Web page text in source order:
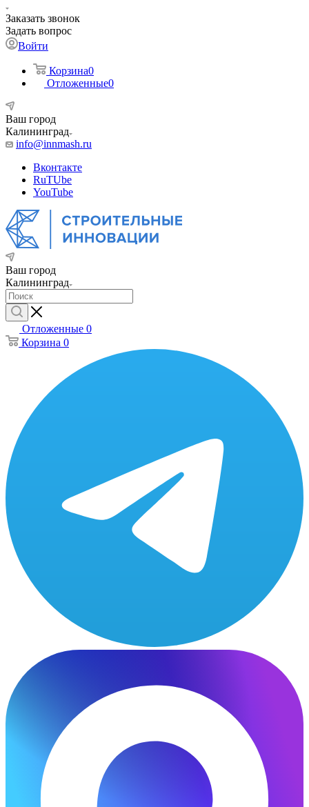
Заказать звонок
Задать вопрос
Войти
Корзина0
Отложенные0
Ваш город
Калининград
info@innmash.ru
Вконтакте
RuTUbe
YouTube
Ваш город
Калининград
Отложенные 0
Корзина 0